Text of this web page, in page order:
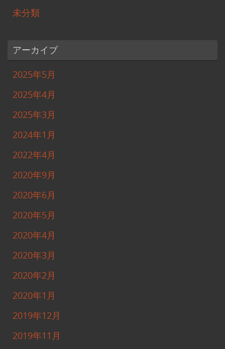
未分類
アーカイブ
2025年5月
2025年4月
2025年3月
2024年1月
2022年4月
2020年9月
2020年6月
2020年5月
2020年4月
2020年3月
2020年2月
2020年1月
2019年12月
2019年11月